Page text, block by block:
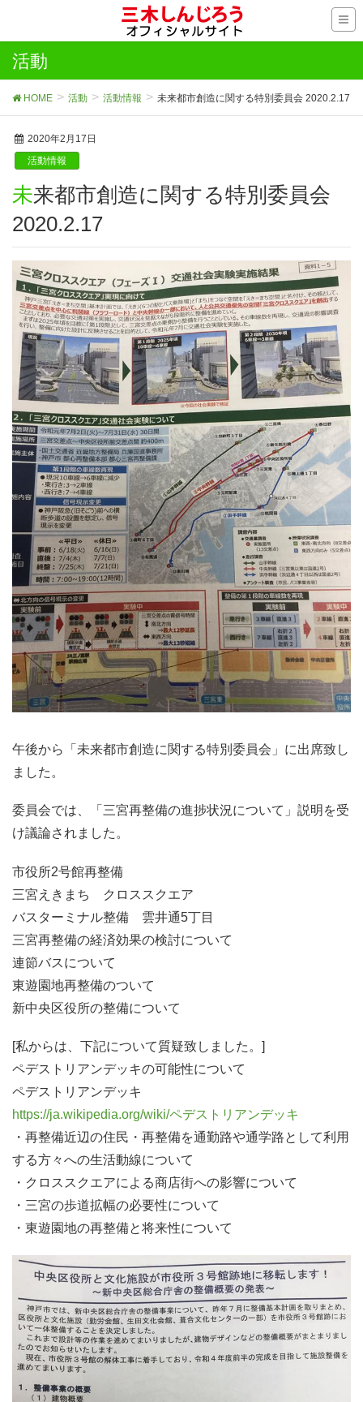
活動
HOME 活動 活動情報 未来都市創造に関する特別委員会 2020.2.17
2020年2月17日
活動情報
未来都市創造に関する特別委員会
2020.2.17
午後から「 未来都市創造に関する特別委員会 」に出席致し
ました。
委員会では、「三宮再整備の進捗状況について」説明を受
け議論されました。
市役所2号館再整備
三宮えきまち クロススクエア
バスターミナル整備 雲井通5丁目
三宮再整備の経済効果の検討について
連節バスについて
東遊園地再整備のついて
新中央区役所の整備について
[私からは、下記について質疑致しました。]
ペデストリアンデッキの可能性について
ペデストリアンデッキ
https://ja.wikipedia.org/wiki/ペデストリアンデッキ
・再整備近辺の住民・再整備を通勤路や通学路として利用
する方々への生活動線について
・クロススクエアによる商店街への影響について
・三宮の歩道拡幅の必要性について
・東遊園地の再整備と将来性について